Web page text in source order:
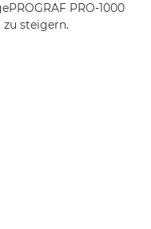
PRO-1000
zu steigern.